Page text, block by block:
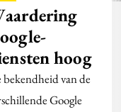
hoog
bekendheid van de
Google